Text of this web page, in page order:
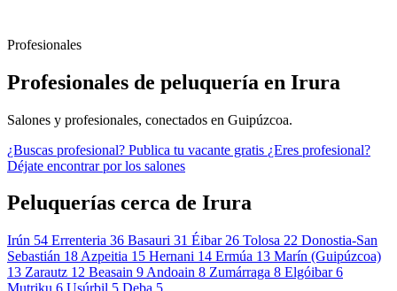
Profesionales
Profesionales de peluquería en Irura
Salones y profesionales, conectados en Guipúzcoa.
¿Buscas profesional? Publica tu vacante gratis ¿Eres profesional?
Déjate encontrar por los salones
Peluquerías cerca de Irura
Irún 54 Errenteria 36 Basauri 31 Éibar 26 Tolosa 22 Donostia-San
Sebastián 18 Azpeitia 15 Hernani 14 Ermúa 13 Marín (Guipúzcoa)
13 Zarautz 12 Beasain 9 Andoain 8 Zumárraga 8 Elgóibar6